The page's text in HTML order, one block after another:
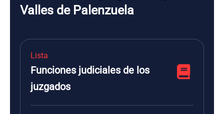
Valles de Palenzuela
Lista
Funciones judiciales de los
juzgados